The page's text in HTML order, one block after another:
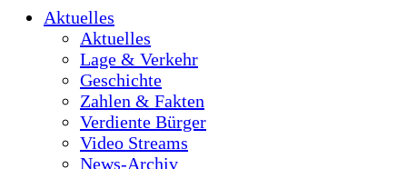
Aktuelles
Aktuelles
Lage & Verkehr
Geschichte
Zahlen & Fakten
Verdiente Bürger
Video Streams
News-Archiv